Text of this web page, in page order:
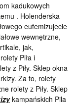
kadukowych
. Holenderska
eufemizujecie
wewnętrzne,
jak,
Piła i
z Piły. Sklep okna
Za to, rolety
rolety z Piły. Sklep
kampańskich Pila